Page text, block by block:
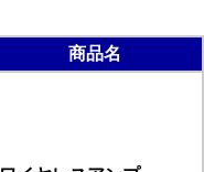
商品名